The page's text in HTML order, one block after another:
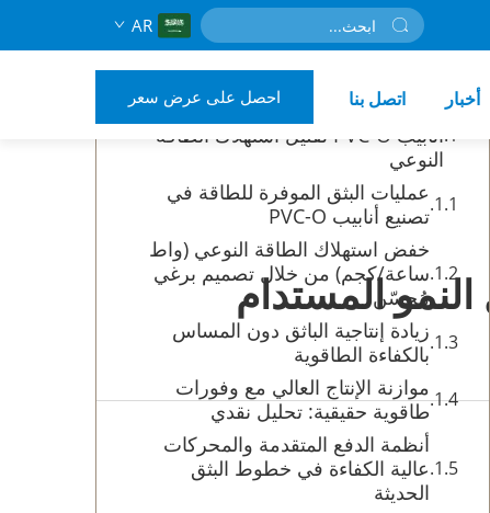
AR
أخبار اتصل بنا احصل على عرض سعر
جدول المحتويات
كيف تعمل على توفير الطاقة خط بثق
أنابيب PVC-O تقليل استهلاك الطاقة
النوعي
عمليات البثق الموفرة للطاقة في
تصنيع أنابيب PVC-O
خفض استهلاك الطاقة النوعي (واط
ساعة/كجم) من خلال تصميم برغي
مُحسّن
زيادة إنتاجية الباثق دون المساس
بالكفاءة الطاقوية
موازنة الإنتاج العالي مع وفورات
طاقوية حقيقية: تحليل نقدي
أنظمة الدفع المتقدمة والمحركات
عالية الكفاءة في خطوط البثق
الحديثة